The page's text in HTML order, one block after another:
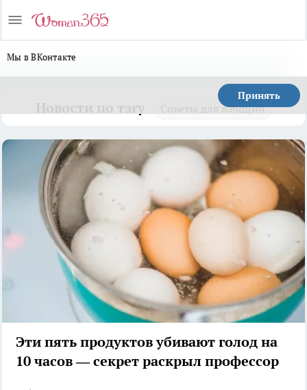
Мы в ВКонтакте
Принять
Советы для женщин
Эти пять продуктов убивают голод на
10 часов — секрет раскрыл профессор